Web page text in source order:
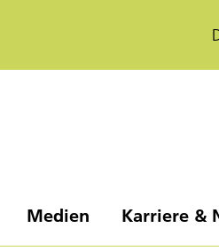
Medien Karriere &